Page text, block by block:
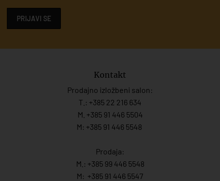
PRIJAVI SE
Kontakt
Prodajno izložbeni salon:
T.: +385 22 216 634
M. +385 91 446 5504
M: +385 91 446 5548
Prodaja:
M.: +385 99 446 5548
M: +385 91 446 5547